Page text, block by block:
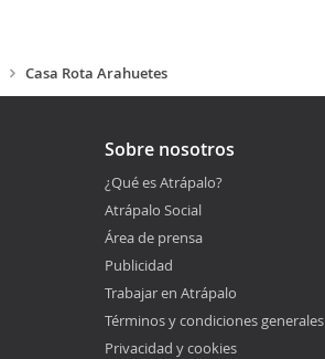
Casa Rota Arahuetes
Sobre nosotros
¿Qué es Atrápalo?
Atrápalo Social
Área de prensa
Publicidad
Trabajar en Atrápalo
Términos y condiciones generales
Privacidad y cookies